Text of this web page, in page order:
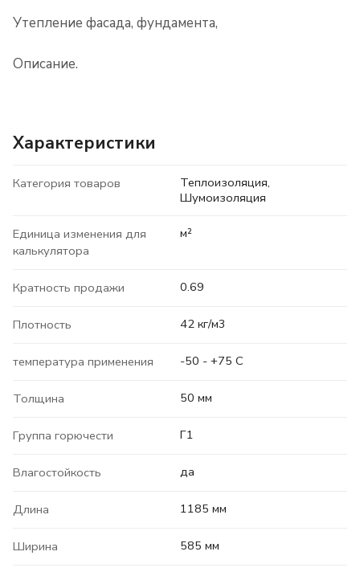
Утепление фасада, фундамента,
Описание.
Характеристики
Категория товаров
Теплоизоляция,
Шумоизоляция
Единица изменения для
калькулятора
м²
Кратность продажи 0.69
Плотность 42 кг/м3
температура применения -50 - +75 C
Толщина 50 мм
Группа горючести Г1
Влагостойкость да
Длина 1185 мм
Ширина 585 мм